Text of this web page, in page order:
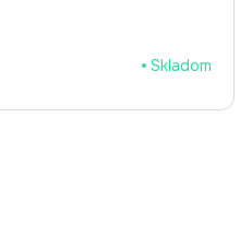
Skladom